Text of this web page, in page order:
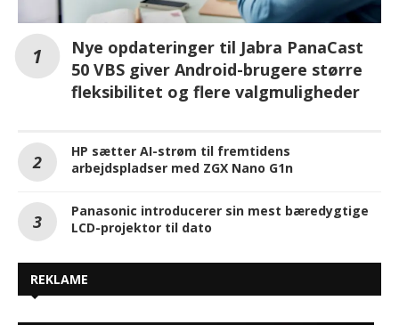
Nye opdateringer til Jabra PanaCast
50 VBS giver Android-brugere større
fleksibilitet og flere valgmuligheder
HP sætter AI-strøm til fremtidens
arbejdspladser med ZGX Nano G1n
Panasonic introducerer sin mest bæredygtige
LCD-projektor til dato
REKLAME